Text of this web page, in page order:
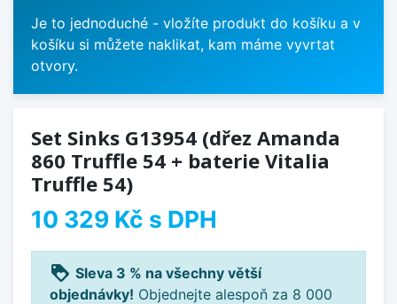
Je to jednoduché - vložíte produkt do košíku a v
košíku si můžete naklikat, kam máme vyvrtat
otvory.
Set Sinks G13954 (dřez Amanda
860 Truffle 54 + baterie Vitalia
Truffle 54)
10 329 Kč s DPH
loyalty Sleva 3 % na všechny větší
objednávky! Objednejte alespoň za 8 000